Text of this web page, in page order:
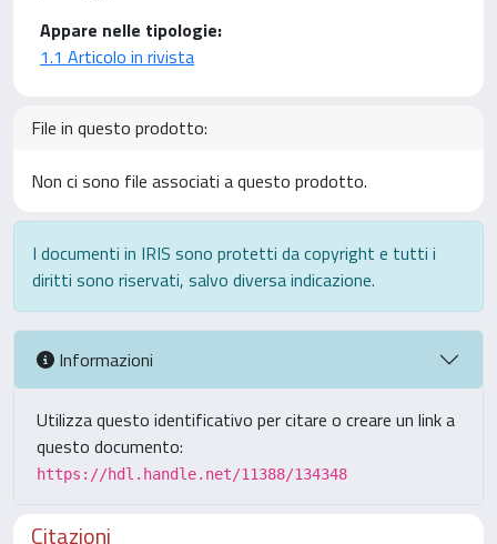
Appare nelle tipologie:
1.1 Articolo in rivista
File in questo prodotto:
Non ci sono file associati a questo prodotto.
I documenti in IRIS sono protetti da copyright e tutti i
diritti sono riservati, salvo diversa indicazione.
Informazioni
Utilizza questo identificativo per citare o creare un link a
questo documento:
https://hdl.handle.net/11388/134348
Citazioni